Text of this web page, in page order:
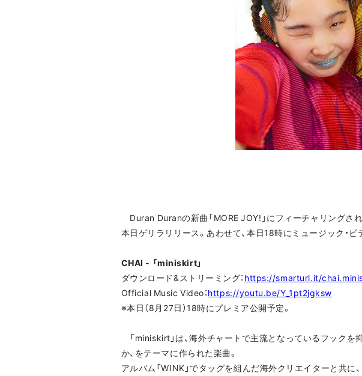
Duran Duranの新曲「MORE JOY!」にフィーチャリングさ
本日ゲリラリリース。あわせて、本日18時にミュージック・ビ
CHAI - 「miniskirt」
ダウンロード&ストリーミング： https://smarturl.it/
Official Music Video：https://youtu.be/Y_1pt2jgksw
※本日（8月27日）18時にプレミア公開予定。
「miniskirt」は、海外チャートで主流となっているフック
か、をテーマに作られた楽曲。
アルバム「WINK」でタッグを組んだ海外クリエイターと共に